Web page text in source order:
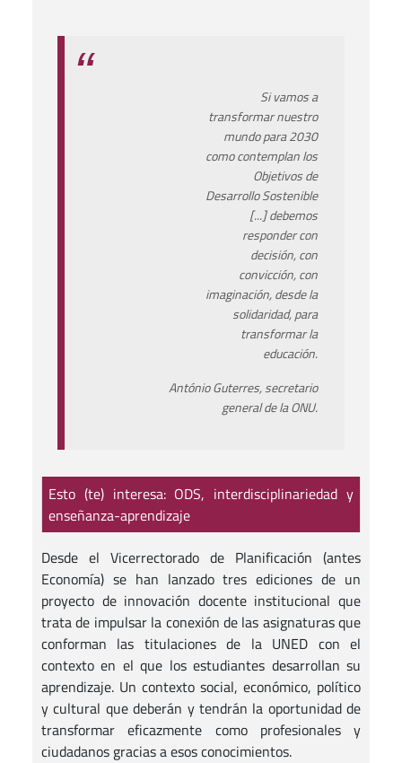
Si vamos a
transformar nuestro
mundo para 2030
como contemplan los
Objetivos de
Desarrollo Sostenible
[...] debemos
responder con
decisión, con
convicción, con
imaginación, desde la
solidaridad, para
transformar la
educación.
António Guterres, secretario
general de la ONU.
Esto (te) interesa: ODS, interdisciplinariedad y
enseñanza-aprendizaje
Desde el Vicerrectorado de Planificación (antes
Economía) se han lanzado tres ediciones de un
proyecto de innovación docente institucional que
trata de impulsar la conexión de las asignaturas que
conforman las titulaciones de la UNED con el
contexto en el que los estudiantes desarrollan su
aprendizaje. Un contexto social, económico, político
y cultural que deberán y tendrán la oportunidad de
transformar eficazmente como profesionales y
ciudadanos gracias a esos conocimientos.